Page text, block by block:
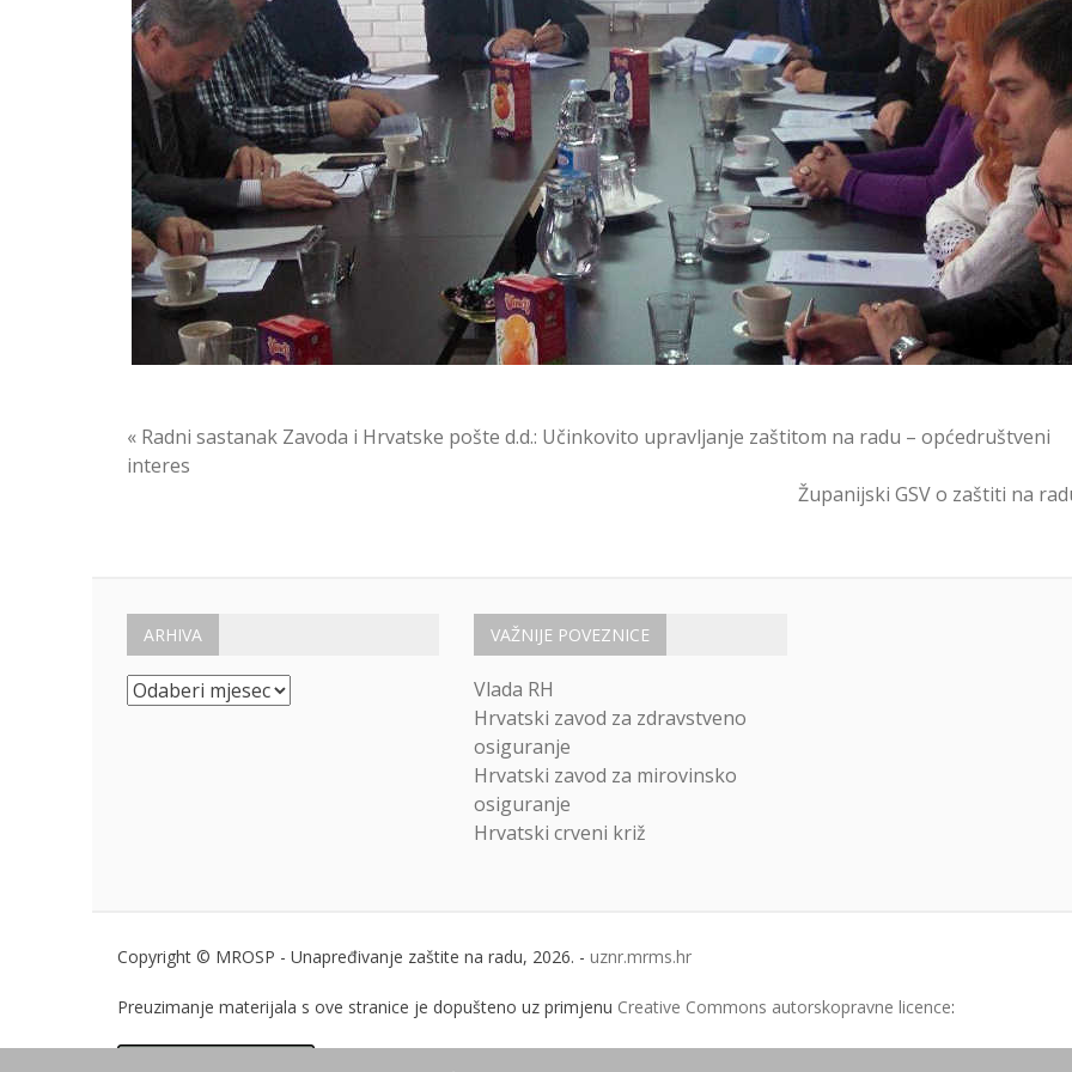
Navigacija
objava
« Radni sastanak Zavoda i Hrvatske pošte d.d.: Učinkovito upravljanje zaštitom na radu – općedruštveni
interes
Županijski GSV o zaštiti na
ARHIVA
Arhiva
VAŽNIJE POVEZNICE
Vlada RH
Hrvatski zavod za zdravstveno
osiguranje
Hrvatski zavod za mirovinsko
osiguranje
Hrvatski crveni križ
Copyright © MROSP - Unapređivanje zaštite na radu, 2026. - uznr.mrms.hr
Preuzimanje materijala s ove stranice je dopušteno uz primjenu Creative Commons autorskopravne licence: